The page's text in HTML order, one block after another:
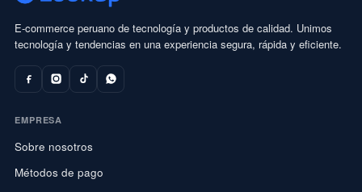
E-commerce peruano de tecnología y productos de calidad. Unimos
tecnología y tendencias en una experiencia segura, rápida y eficiente.
EMPRESA
Sobre nosotros
Métodos de pago